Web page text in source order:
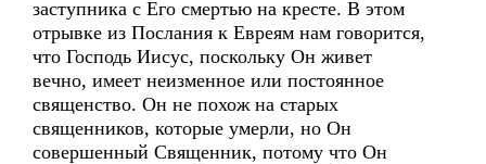
заступника с Его смертью на кресте. В этом
отрывке из Послания к Евреям нам говорится,
что Господь Иисус, поскольку Он живет
вечно, имеет неизменное или постоянное
священство. Он не похож на старых
священников, которые умерли, но Он
совершенный Священник, потому что Он